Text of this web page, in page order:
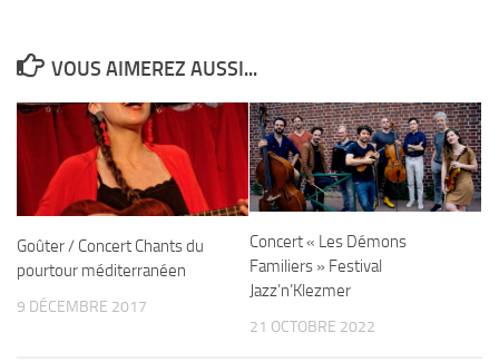
VOUS AIMEREZ AUSSI...
Goûter / Concert Chants du
pourtour méditerranéen
9 DÉCEMBRE 2017
Concert « Les Démons
Familiers » Festival
Jazz’n’Klezmer
21 OCTOBRE 2022